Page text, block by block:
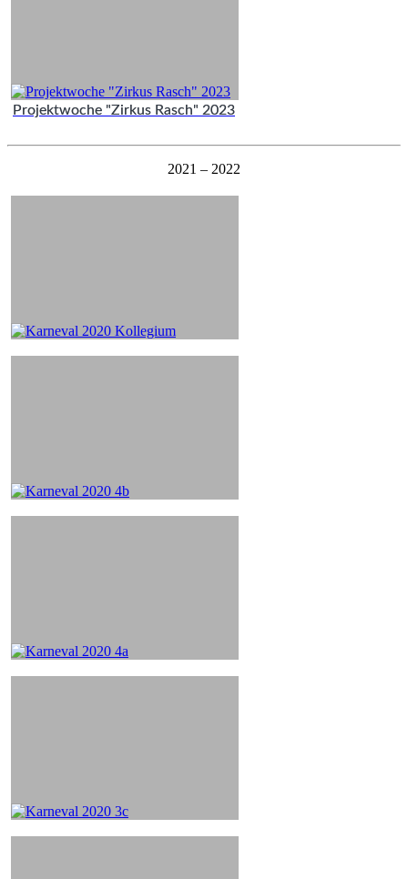
Projektwoche "Zirkus Rasch" 2023
2021 – 2022